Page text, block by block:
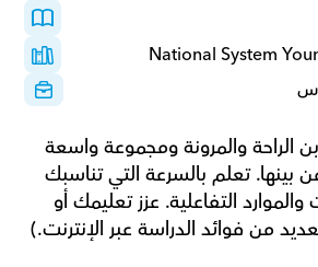
من فوائد الدراسة عبر الإنترنت.)